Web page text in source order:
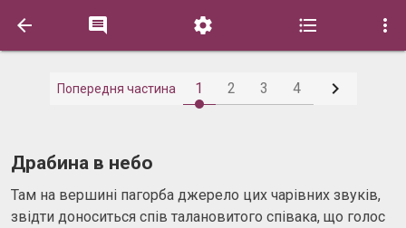
    
Попередня частина 1 2 3 4 
Драбина в небо
Там на вершині пагорба джерело цих чарівних звуків,
звідти доноситься спів талановитого співака, що голос